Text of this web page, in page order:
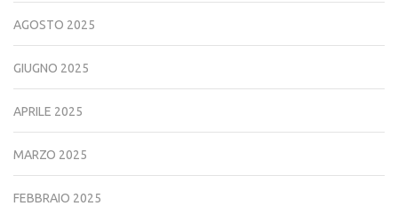
AGOSTO 2025
GIUGNO 2025
APRILE 2025
MARZO 2025
FEBBRAIO 2025